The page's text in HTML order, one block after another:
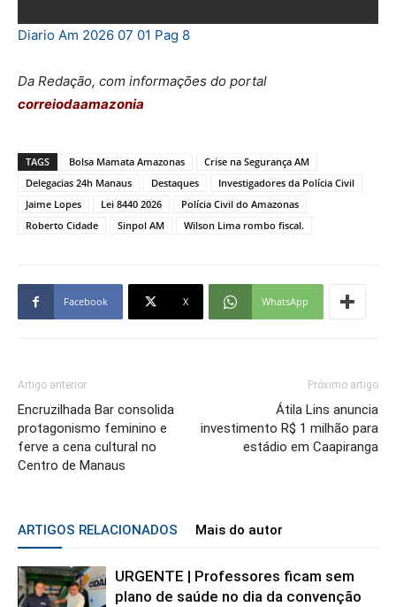
Diario Am 2026 07 01 Pag 8
Da Redação, com informações do portal
correiodaamazonia
TAGS Bolsa Mamata Amazonas
Crise na Segurança AM
Delegacias 24h Manaus
Destaques
Investigadores da Polícia Civil
Jaime Lopes
Lei 8440 2026
Polícia Civil do Amazonas
Roberto Cidade
Sinpol AM Wilson Lima rombo fiscal.
Facebook X WhatsApp
Artigo anterior
Encruzilhada Bar consolida
protagonismo feminino e
ferve a cena cultural no
Centro de Manaus
Próximo artigo
Átila Lins anuncia
investimento R$ 1 milhão para
estádio em Caapiranga
ARTIGOS RELACIONADOS Mais do autor
URGENTE | Professores ficam sem
plano de saúde no dia da convenção